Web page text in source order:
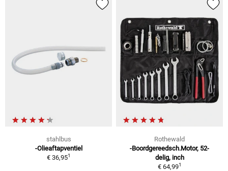
stahlbus
-Olieaftapventiel
€ 36,951
Rothewald
-Boordgereedsch.Motor, 52-
delig, inch
€ 64,991